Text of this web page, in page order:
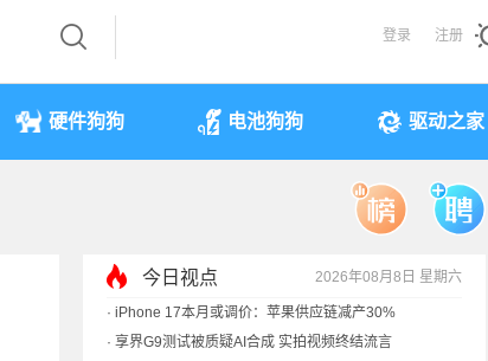
登录 注册
硬件狗狗 电池狗狗 驱动之家
今日视点 2026年08月8日 星期六
· iPhone 17本月或调价：苹果供应链减产30%
· 享界G9测试被质疑AI合成 实拍视频终结流言